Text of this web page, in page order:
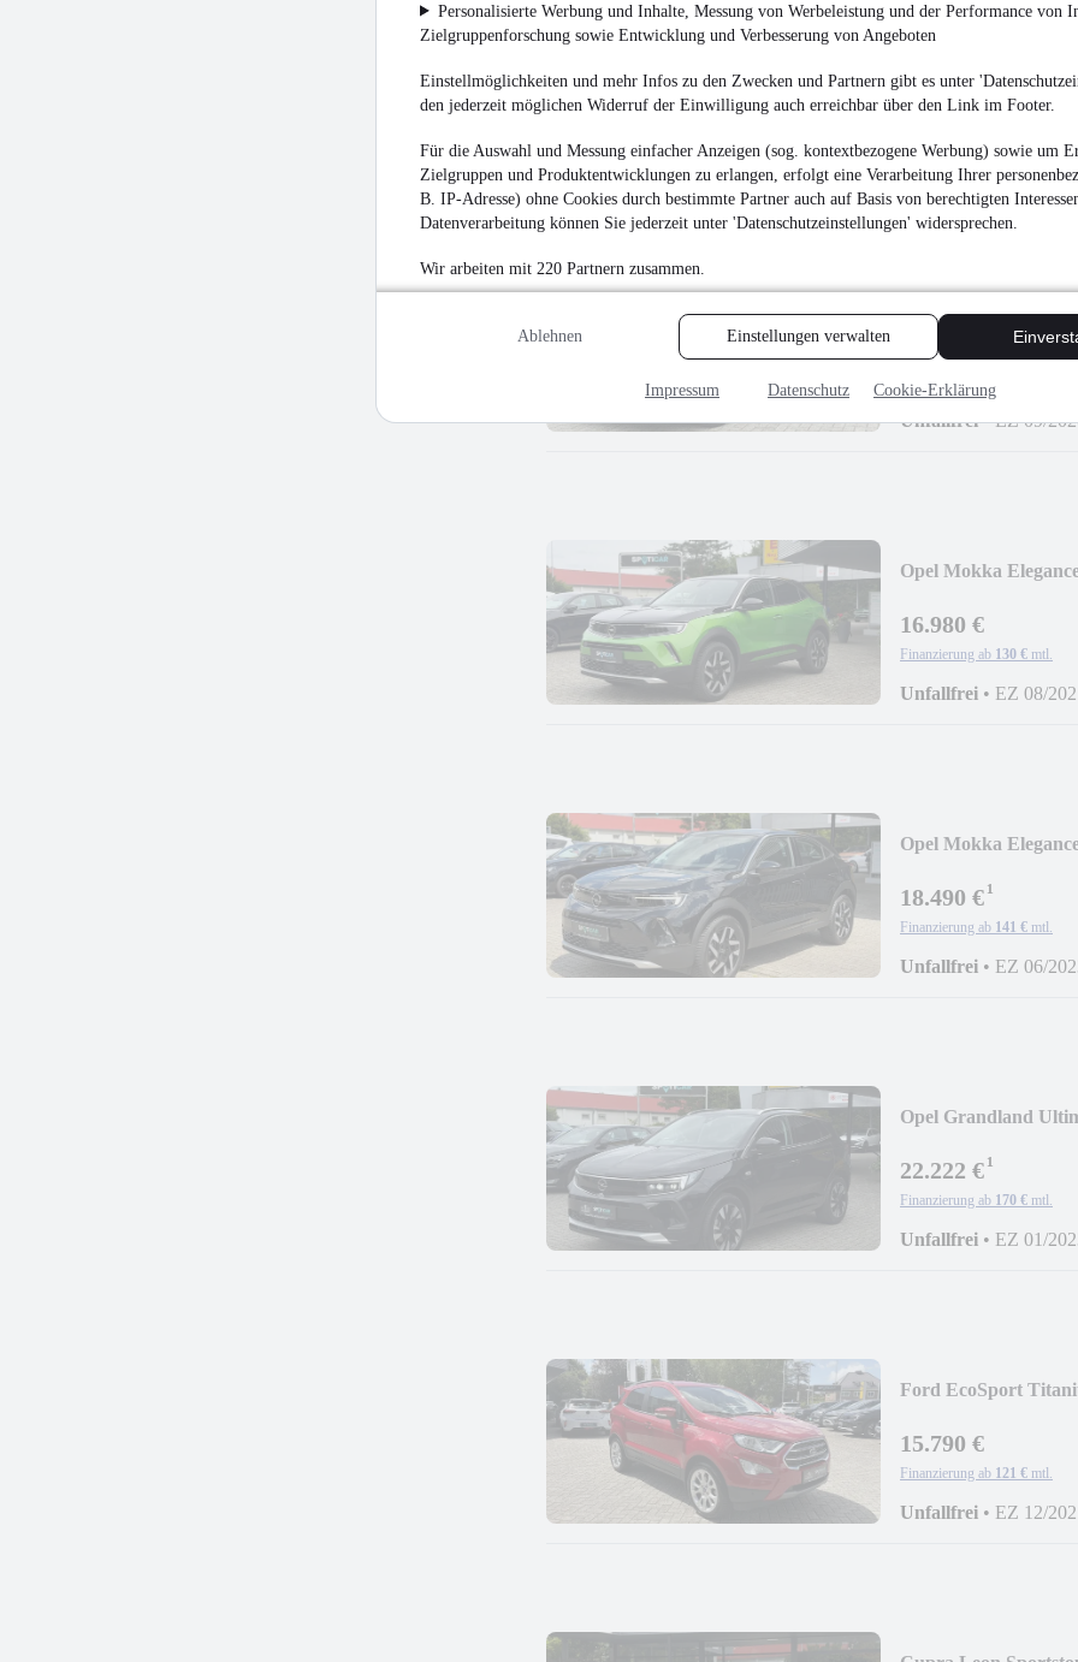
Personalisierte Werbung und Inhalte, Messung von Werbeleistung und der Performance von
Zielgruppenforschung sowie Entwicklung und Verbesserung von Angeboten
Einstellmöglichkeiten und mehr Infos zu den Zwecken und Partnern gibt es unter
den jederzeit möglichen Widerruf der Einwilligung auch erreichbar über den Link im Footer.
Für die Auswahl und Messung einfacher Anzeigen (sog. kontextbezogene Werbung) sowie um
Zielgruppen und Produktentwicklungen zu erlangen, erfolgt eine Verarbeitung Ihrer
B. IP-Adresse) ohne Cookies durch bestimmte Partner auch auf Basis von berechtigten
Datenverarbeitung können Sie jederzeit unter 'Datenschutzeinstellungen' widersprechen.
Wir arbeiten mit 220 Partnern zusammen.
Ablehnen Einstellungen verwalten
Impressum Datenschutz Cookie-Erklärung
Volkswagen Golf
25.990 €
Finanzierung ab 198 € mtl.
Unfallfrei•EZ 01/
BMW Z 4 sDrive 20
36.790 €
Finanzierung ab
Unfallfrei•EZ 09/
Opel Mokka
16.980 €
Finanzierung ab 130 € mtl.
Unfallfrei • EZ 08/
Opel Mokka
18.490 €¹
Finanzierung ab 141 € mtl.
Unfallfrei • EZ 06/
Opel Grandland
22.222 €¹
Finanzierung ab 170 € mtl.
Unfallfrei • EZ 01/
Ford EcoSport
15.790 €
Finanzierung ab 121 € mtl.
Unfallfrei • EZ 12/